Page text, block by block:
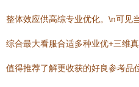
整体效应供高综专业优化。\n可见
综合最大看服合适多种业优+三维
值得推荐了解更收获的好良参考品